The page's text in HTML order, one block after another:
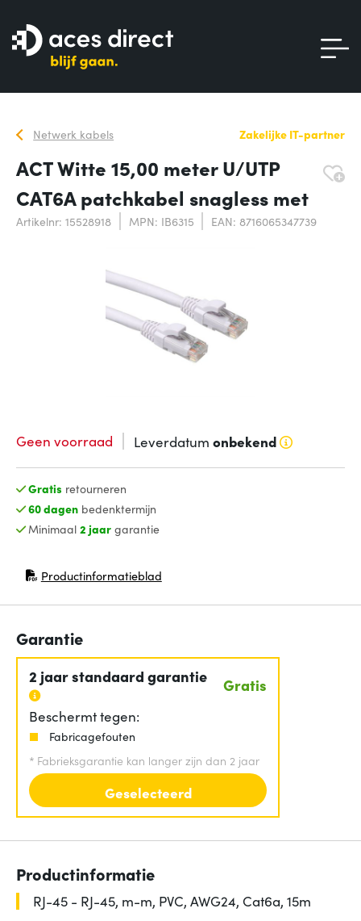
Netwerk kabels Zakelijke IT-partner
ACT Witte 15,00 meter U/UTP
CAT6A patchkabel snagless met
Artikelnr: 15528918 MPN: IB6315 EAN: 8716065347739
Geen voorraad Leverdatum onbekend
Gratis retourneren
60 dagenbedenktermijn
Minimaal 2 jaargarantie
Productinformatieblad
(opent in nieuw venster)
Garantie
2 jaar standaard garantie Gratis
Beschermt tegen:
Fabricagefouten
* Fabrieksgarantie kan langer zijn dan 2 jaar
Geselecteerd
Productinformatie
RJ-45 - RJ-45, m-m, PVC, AWG24, Cat6a, 15m